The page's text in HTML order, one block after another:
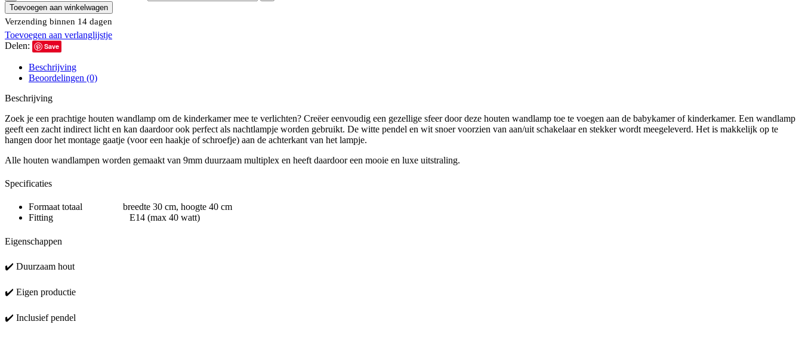
Toevoegen aan winkelwagen
Verzending binnen 14 dagen
Toevoegen aan verlanglijstje
Delen:
Save
Beschrijving
Beoordelingen (0)
Beschrijving
Zoek je een prachtige houten wandlamp om de kinderkamer mee te verlichten? Creëer eenvoudig een gezellige sfeer door deze houten wandlamp toe te voegen aan de babykamer of kinderkamer. Een wandlamp
geeft een zacht indirect licht en kan daardoor ook perfect als nachtlampje worden gebruikt. De witte pendel en wit snoer voorzien van aan/uit schakelaar en stekker wordt meegeleverd. Het is makkelijk op te
hangen door het montage gaatje (voor een haakje of schroefje) aan de achterkant van het lampje.
Alle houten wandlampen worden gemaakt van 9mm duurzaam multiplex en heeft daardoor een mooie en luxe uitstraling.
Specificaties
Formaat totaal breedte 30 cm, hoogte 40 cm
Fitting E14 (max 40 watt)
Eigenschappen
✔️ Duurzaam hout
✔️ Eigen productie
✔️ Inclusief pendel